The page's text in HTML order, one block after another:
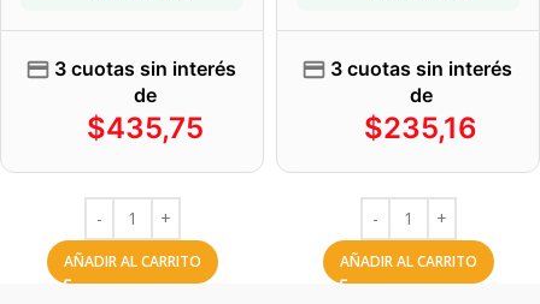
3 cuotas sin interés
de
$435,75
AÑADIR AL CARRITO
3 cuotas sin interés
de
$235,16
AÑADIR AL CARRITO